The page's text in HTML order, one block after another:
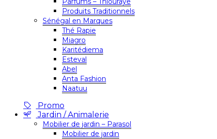
Produits Traditionnels
Sénégal en Marques
Thé Rapie
Miagro
Karitédiema
Esteval
Abel
Anta Fashion
Naatuu
Promo
Jardin / Animalerie
Mobilier de jardin – Parasol
Mobilier de jardin